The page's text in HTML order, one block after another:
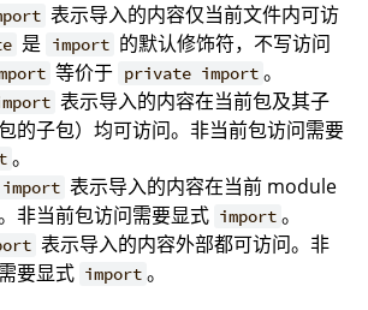
表示导入的内容仅当前文件内可访
是 import 的默认修饰符，不写访问
等价于 private import 。
表示导入的内容在当前包及其子
的子包）均可访问。非当前包访问需要
。
表示导入的内容在当前 module
非当前包访问需要显式 import 。
表示导入的内容外部都可访问。非
要显式 import 。